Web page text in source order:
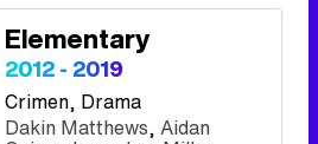
Elementary
2012 - 2019
Crimen, Drama
Dakin Matthews, Aidan